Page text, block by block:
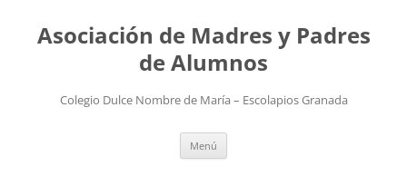
contenido
Asociación de Madres y Padres
de Alumnos
Colegio Dulce Nombre de María – Escolapios Granada
Menú